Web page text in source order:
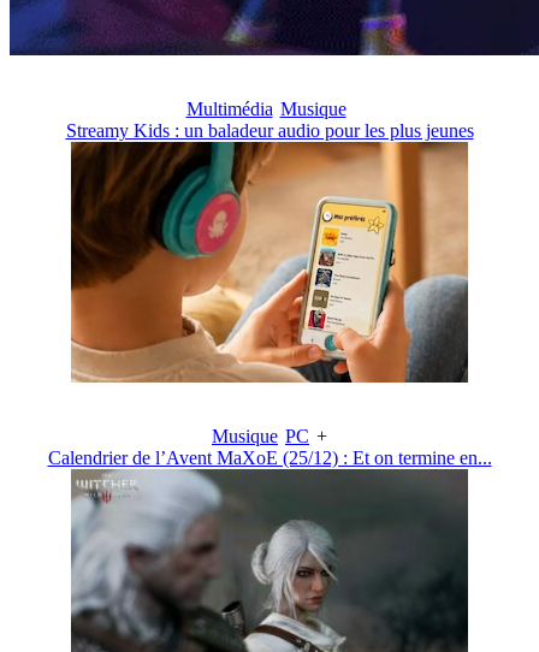
Multimédia Musique
Streamy Kids : un baladeur audio pour les plus jeunes
Musique PC +
Calendrier de l’Avent MaXoE (25/12) : Et on termine en...